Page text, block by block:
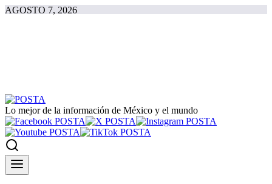
AGOSTO 7, 2026
Lo mejor de la información de México y el mundo